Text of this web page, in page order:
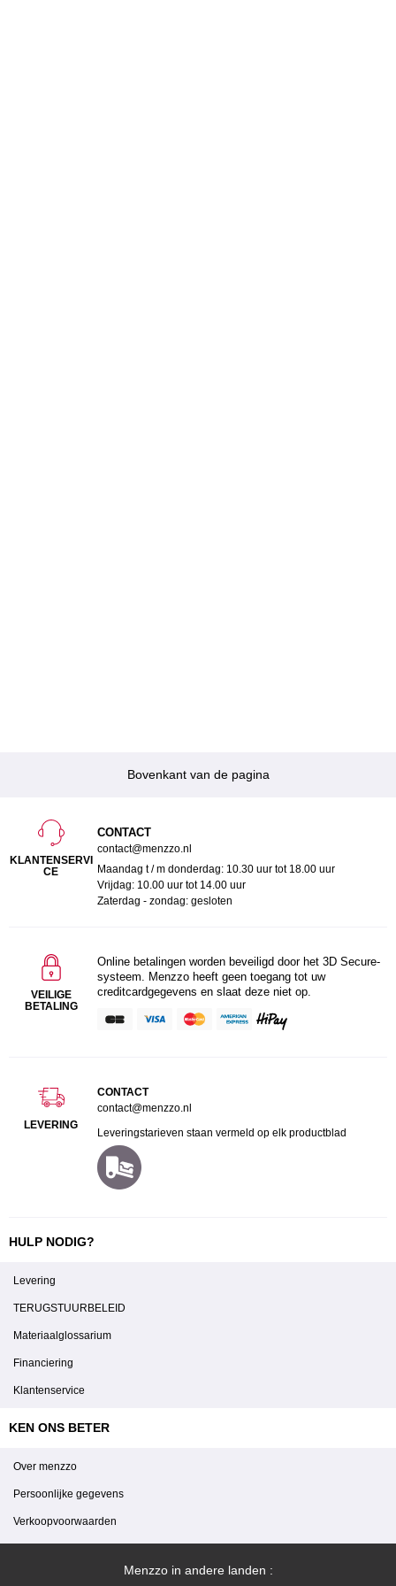
Bovenkant van de pagina
KLANTENSERVI
CE
CONTACT
contact@menzzo.nl
Maandag t / m donderdag: 10.30 uur tot 18.00 uur
Vrijdag: 10.00 uur tot 14.00 uur
Zaterdag - zondag: gesloten
VEILIGE
BETALING
Online betalingen worden beveiligd door het 3D Secure-
systeem. Menzzo heeft geen toegang tot uw
creditcardgegevens en slaat deze niet op.
LEVERING
CONTACT
contact@menzzo.nl
Leveringstarieven staan vermeld op elk productblad
HULP NODIG?
Levering
TERUGSTUURBELEID
Materiaalglossarium
Financiering
Klantenservice
KEN ONS BETER
Over menzzo
Persoonlijke gegevens
Verkoopvoorwaarden
Menzzo in andere landen :